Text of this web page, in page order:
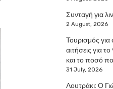
Συνταγή για
2 August, 2026
Τουρισμός
αιτήσεις για
και το ποσό
31 July, 2026
Λουτράκι: Ο